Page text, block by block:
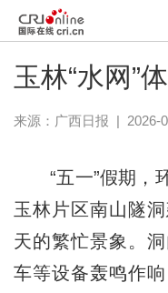
玉林“水网”
来源： 广西日报 | 2026-
“五一”假期，环
玉林片区南山隧
天的繁忙景象。
车等设备轰鸣作